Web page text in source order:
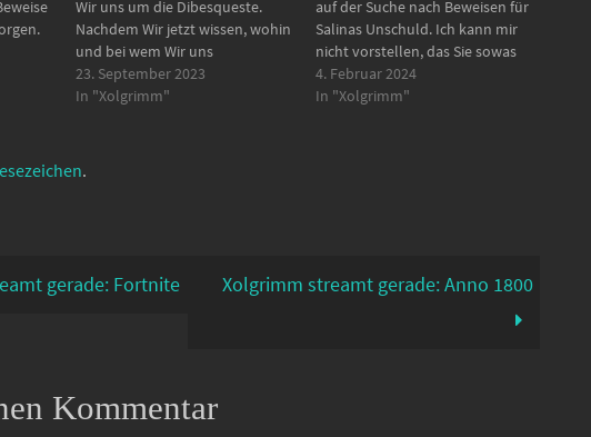
Wir uns um die Dibesqueste.
Nachdem Wir jetzt wissen, wohin
und bei wem Wir uns
meldenmüssen, damit wir damit
weiterkommen. Jetzt geht es in
23. September 2023
In "Xolgrimm"
auf der Suche nach Beweisen für
Salinas Unschuld. Ich kann mir
nicht vorstellen, das Sie sowas
macht. Als weiter suchen.
00:00:00 - Start 00:06:55 -
4. Februar 2024
In "Xolgrimm"
.
gerade: Fortnite Xolgrimm streamt gerade: Anno 1800
Kommentar